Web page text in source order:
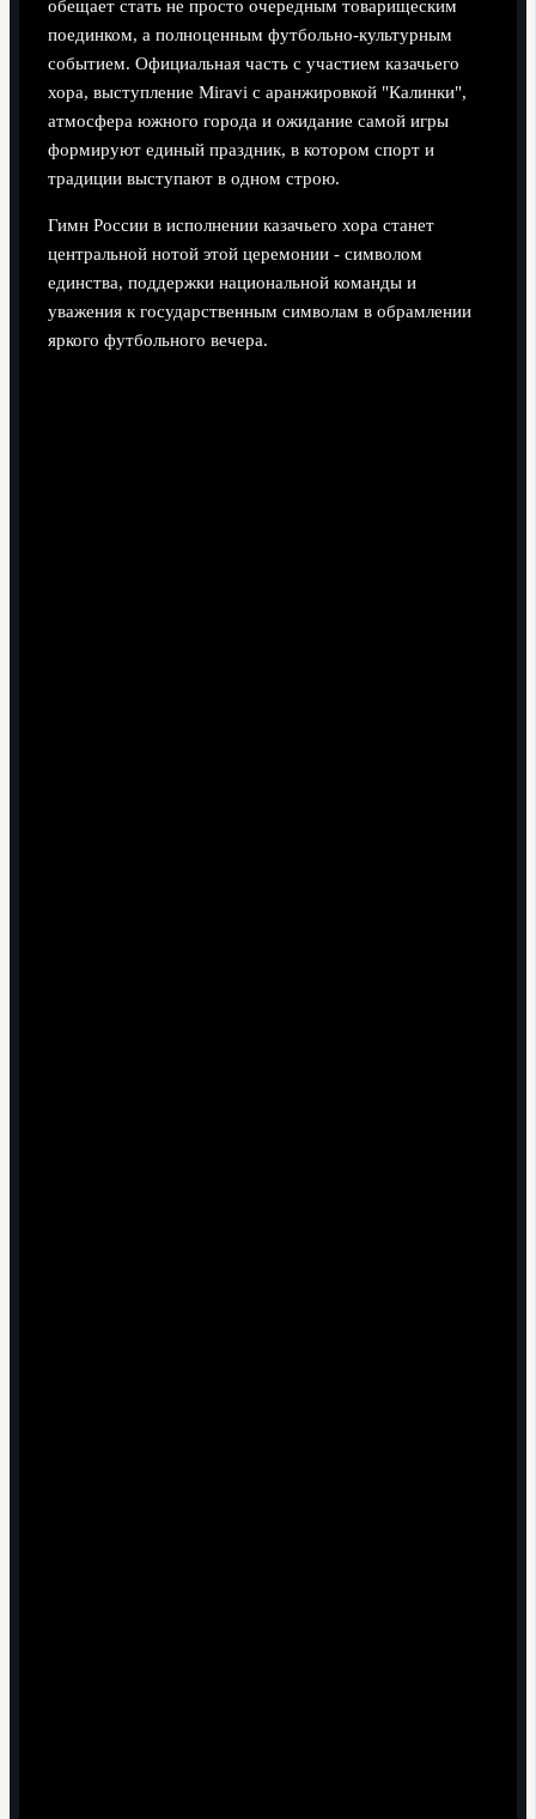
обещает стать не просто очередным товарищеским
поединком, а полноценным футбольно-культурным
событием. Официальная часть с участием казачьего
хора, выступление Miravi с аранжировкой "Калинки",
атмосфера южного города и ожидание самой игры
формируют единый праздник, в котором спорт и
традиции выступают в одном строю.
Гимн России в исполнении казачьего хора станет
центральной нотой этой церемонии - символом
единства, поддержки национальной команды и
уважения к государственным символам в обрамлении
яркого футбольного вечера.